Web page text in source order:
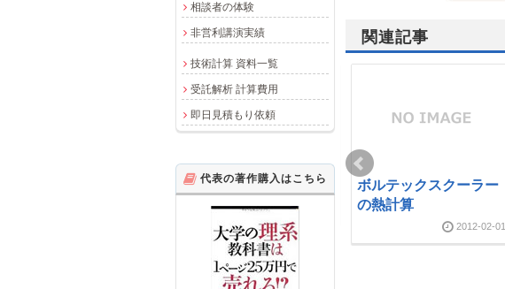
関連記事
加熱機の熱計算
2012-05-03
ボルテックスクーラー
の熱計算
2012-02-01
相談者の体験
非営利講演実績
技術計算 資料一覧
受託解析 計算費用
即日見積もり依頼
代表の著作購入はこちら